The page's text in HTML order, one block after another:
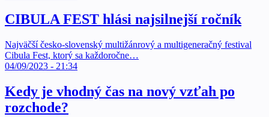
CIBULA FEST hlási najsilnejší ročník
Najväčší česko-slovenský multižánrový a multigeneračný festival
Cibula Fest, ktorý sa každoročne…
04/09/2023 - 21:34
Kedy je vhodný čas na nový vzťah po
rozchode?